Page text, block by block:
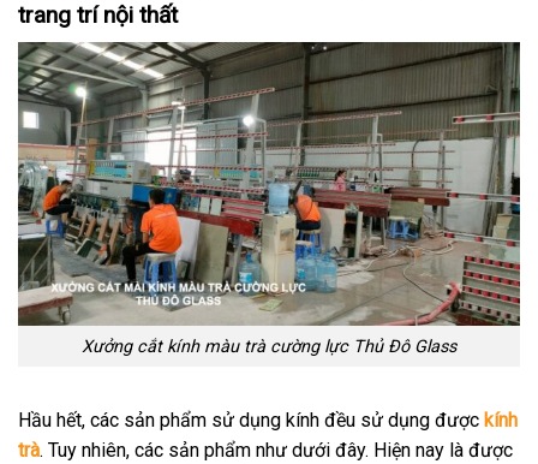
trang trí nội thất
Xưởng cắt kính màu trà cường lực Thủ Đô Glass
Hầu hết, các sản phẩm sử dụng kính đều sử dụng được kính
trà. Tuy nhiên, các sản phẩm như dưới đây. Hiện nay là được